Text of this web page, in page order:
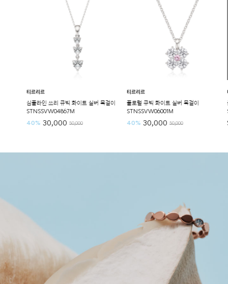
심플라인 쓰리 큐빅 화이트 실버 목걸이
STNSSVW04867M
30,000 50,000
플로럴 큐빅 화이트 실버 목걸이
STNSSVW06001M
30,000 50,000
클래식
Sold